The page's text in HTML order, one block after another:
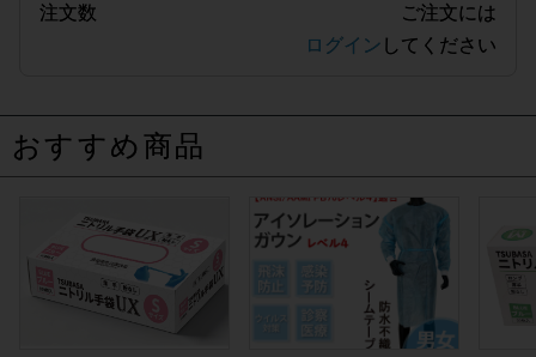
注文数
ご注文には
ログイン してください
おすすめ商品